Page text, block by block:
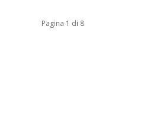
Pagina 1 di 8